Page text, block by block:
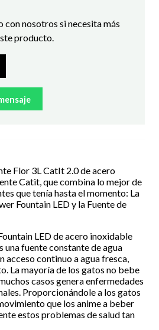
con nosotros si necesita más
producto.
Flor 3L CatIt 2.0 de acero
Catit, que combina lo mejor de
que tenía hasta el momento: La
Fountain LED y la Fuente de
LED de acero inoxidable
fuente constante de agua
acceso continuo a agua fresca,
La mayoría de los gatos no bebe
casos genera enfermedades
Proporcionándole a los gatos
que los anime a beber
estos problemas de salud tan